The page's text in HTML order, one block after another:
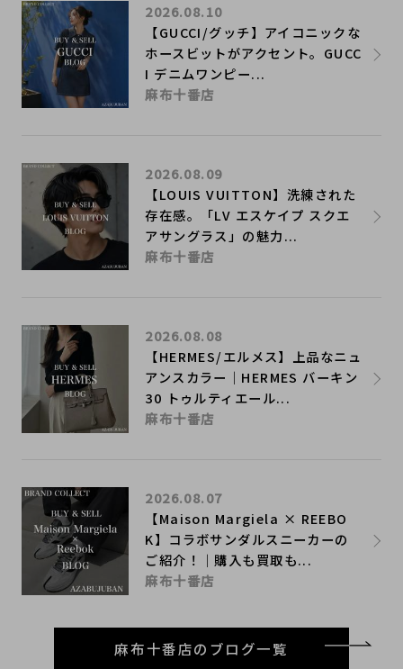
【GUCCI/グッチ】アイコニックな
ホースビットがアクセント。GUCC
I デニムワンピー...
2026.08.10
麻布十番店
【LOUIS VUITTON】洗練された
存在感。「LV エスケイプ スクエ
アサングラス」の魅力...
2026.08.09
麻布十番店
【HERMES/エルメス】上品なニュ
アンスカラー｜HERMES バーキン
30 トゥルティエール...
2026.08.08
麻布十番店
【Maison Margiela × REEBO
K】コラボサンダルスニーカーの
ご紹介！｜購入も買取も...
2026.08.07
麻布十番店
麻布十番店のブログ一覧